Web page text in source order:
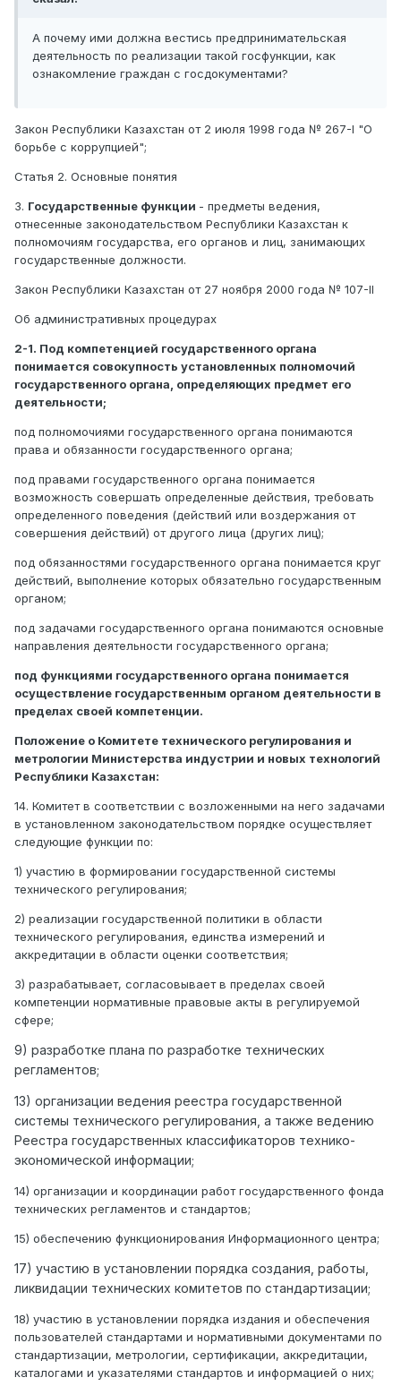
А почему ими должна вестись предпринимательская
деятельность по реализации такой госфункции, как
ознакомление граждан с госдокументами?
Закон Республики Казахстан от 2 июля 1998 года № 267-I "О
борьбе с коррупцией";
Статья 2. Основные понятия
3. Государственные функции - предметы ведения,
отнесенные законодательством Республики Казахстан к
полномочиям государства, его органов и лиц, занимающих
государственные должности.
Закон Республики Казахстан от 27 ноября 2000 года № 107-II
Об административных процедурах
2-1. Под компетенцией государственного органа
понимается совокупность установленных полномочий
государственного органа, определяющих предмет его
деятельности;
под полномочиями государственного органа понимаются
права и обязанности государственного органа;
под правами государственного органа понимается
возможность совершать определенные действия, требовать
определенного поведения (действий или воздержания от
совершения действий) от другого лица (других лиц);
под обязанностями государственного органа понимается круг
действий, выполнение которых обязательно государственным
органом;
под задачами государственного органа понимаются основные
направления деятельности государственного органа;
под функциями государственного органа понимается
осуществление государственным органом деятельности в
пределах своей компетенции.
Положение о Комитете технического регулирования и
метрологии Министерства индустрии и новых технологий
Республики Казахстан:
14. Комитет в соответствии с возложенными на него задачами
в установленном законодательством порядке осуществляет
следующие функции по:
1) участию в формировании государственной системы
технического регулирования;
2) реализации государственной политики в области
технического регулирования, единства измерений и
аккредитации в области оценки соответствия;
3) разрабатывает, согласовывает в пределах своей
компетенции нормативные правовые акты в регулируемой
сфере;
9) разработке плана по разработке технических
регламентов;
13) организации ведения реестра государственной
системы технического регулирования, а также ведению
Реестра государственных классификаторов технико-
экономической информации;
14) организации и координации работ государственного фонда
технических регламентов и стандартов;
15) обеспечению функционирования Информационного центра;
17) участию в установлении порядка создания, работы,
ликвидации технических комитетов по стандартизации;
18) участию в установлении порядка издания и обеспечения
пользователей стандартами и нормативными документами по
стандартизации, метрологии, сертификации, аккредитации,
каталогами и указателями стандартов и информацией о них;